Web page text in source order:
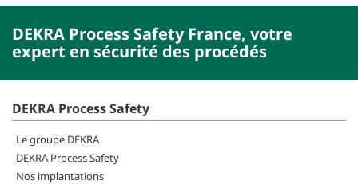
DEKRA Process Safety France, votre
expert en sécurité des procédés
DEKRA Process Safety
Le groupe DEKRA
DEKRA Process Safety
Nos implantations